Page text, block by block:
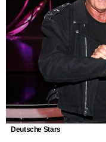
Deutsche Stars